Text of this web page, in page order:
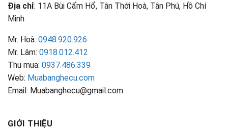
Địa chỉ: 11A Bùi Cẩm Hổ, Tân Thới Hoà, Tân Phú, Hồ Chí
Minh
Mr. Hoà: 0948.920.926
Mr. Lâm: 0918.012.412
Thu mua: 0937.486.339
Web: Muabanghecu.com
Email: Muabanghecu@gmail.com
GIỚI THIỆU